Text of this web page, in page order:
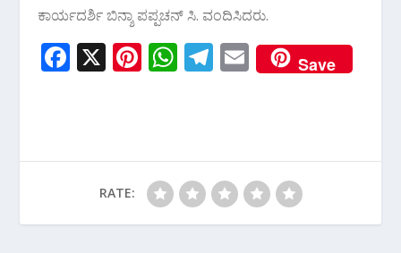
ಕಾರ್ಯದರ್ಶಿ ಬಿನ್ಶಾ ಪಪ್ಪಚನ್ ಸಿ. ವಂದಿಸಿದರು.
F
o
k
X Pi
st
W
A
p
p
T
a
m
E
m
Save
RATE: